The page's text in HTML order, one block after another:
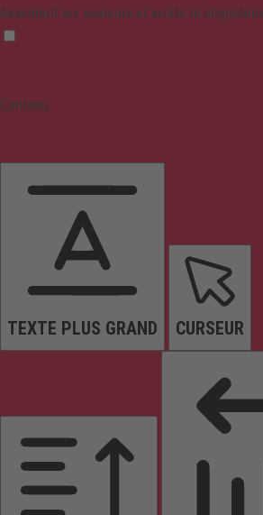
Assombrit les couleurs et arrête le
Contenu
TEXTE PLUS GRAND CURSEUR